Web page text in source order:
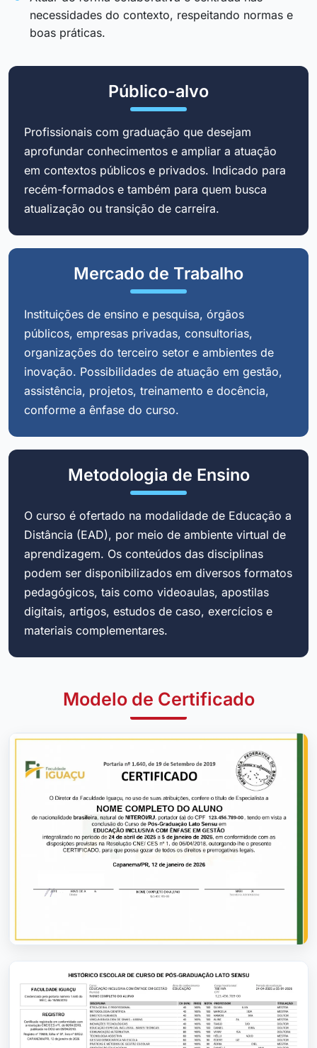
necessidades do contexto, respeitando normas e
boas práticas.
Público-alvo
Profissionais com graduação que desejam
aprofundar conhecimentos e ampliar a atuação
em contextos públicos e privados. Indicado para
recém-formados e também para quem busca
atualização ou transição de carreira.
Mercado de Trabalho
Instituições de ensino e pesquisa, órgãos
públicos, empresas privadas, consultorias,
organizações do terceiro setor e ambientes de
inovação. Possibilidades de atuação em gestão,
assistência, projetos, treinamento e docência,
conforme a ênfase do curso.
Metodologia de Ensino
O curso é ofertado na modalidade de Educação a
Distância (EAD), por meio de ambiente virtual de
aprendizagem. Os conteúdos das disciplinas
podem ser disponibilizados em diversos formatos
pedagógicos, tais como videoaulas, apostilas
digitais, artigos, estudos de caso, exercícios e
materiais complementares.
Modelo de Certificado